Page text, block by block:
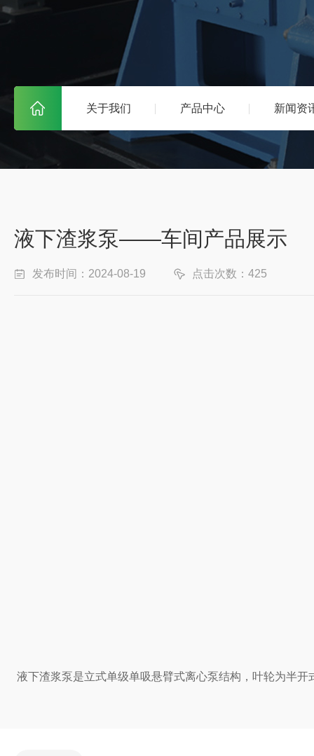
关于我们 产品中心 新闻资
液下渣浆泵——车间产品展示
发布时间：2024-08-19 点击次数：425
液下渣浆泵是立式单级单吸悬臂式离心泵结构，叶轮为半